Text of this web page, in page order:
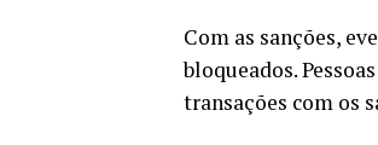
Com as sanções,
bloqueados.
transações com os